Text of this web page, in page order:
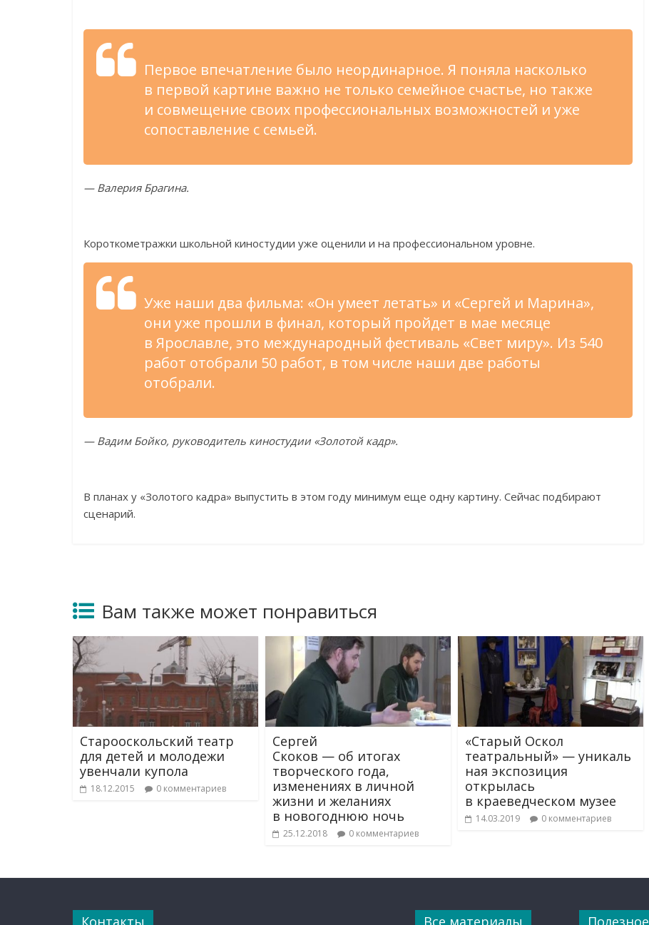
Первое впечатление было неординарное. Я поняла насколько
в первой картине важно не только семейное счастье, но также
и совмещение своих профессиональных возможностей и уже
сопоставление с семьей.
— Валерия Брагина.
Короткометражки школьной киностудии уже оценили и на профессиональном уровне.
Уже наши два фильма: «Он умеет летать» и «Сергей и Марина»,
они уже прошли в финал, который пройдет в мае месяце
в Ярославле, это международный фестиваль «Свет миру». Из 540
работ отобрали 50 работ, в том числе наши две работы
отобрали.
— Вадим Бойко, руководитель киностудии «Золотой кадр».
В планах у «Золотого кадра» выпустить в этом году минимум еще одну картину. Сейчас подбирают
сценарий.
Вам также может понравиться
Старооскольский театр
для детей и молодежи
увенчали купола
18.12.2015 0 комментариев
Сергей
Скоков — об итогах
творческого года,
изменениях в личной
жизни и желаниях
в новогоднюю ночь
25.12.2018 0 комментариев
«Старый Оскол
театральный» — уникаль
ная экспозиция
открылась
в краеведческом музее
14.03.2019 0 комментариев
Контакты Все материалы Полезное